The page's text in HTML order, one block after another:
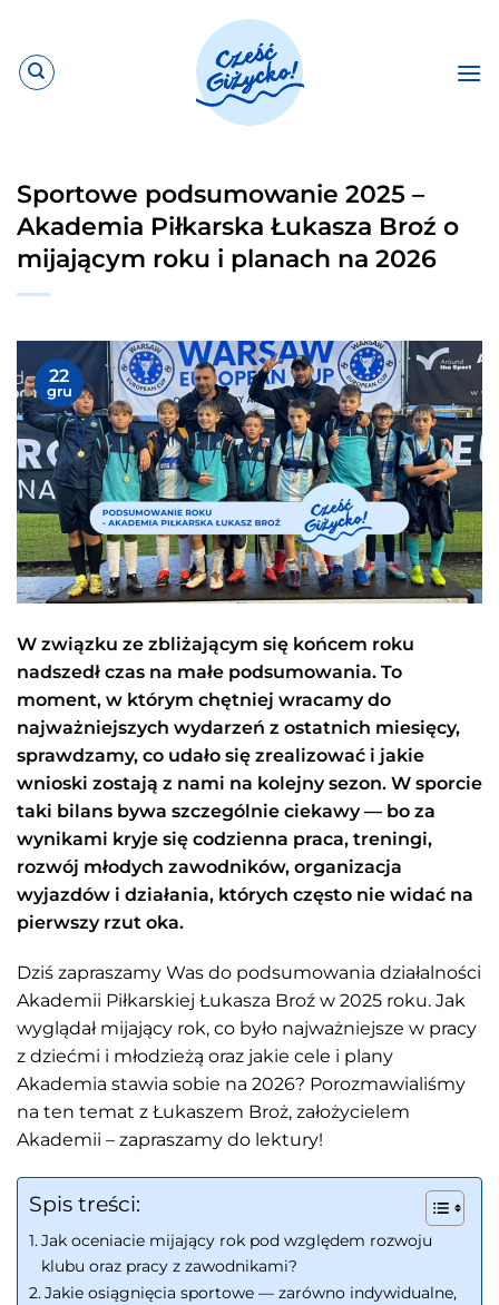
zawartości
Sportowe podsumowanie 2025 –
Akademia Piłkarska Łukasza Broź o
mijającym roku i planach na 2026
22
gru
W związku ze zbliżającym się końcem roku
nadszedł czas na małe podsumowania. To
moment, w którym chętniej wracamy do
najważniejszych wydarzeń z ostatnich miesięcy,
sprawdzamy, co udało się zrealizować i jakie
wnioski zostają z nami na kolejny sezon. W sporcie
taki bilans bywa szczególnie ciekawy — bo za
wynikami kryje się codzienna praca, treningi,
rozwój młodych zawodników, organizacja
wyjazdów i działania, których często nie widać na
pierwszy rzut oka.
Dziś zapraszamy Was do podsumowania działalności
Akademii Piłkarskiej Łukasza Broź w 2025 roku. Jak
wyglądał mijający rok, co było najważniejsze w pracy
z dziećmi i młodzieżą oraz jakie cele i plany
Akademia stawia sobie na 2026? Porozmawialiśmy
na ten temat z Łukaszem Broż, założycielem
Akademii – zapraszamy do lektury!
Spis treści:
Jak oceniacie mijający rok pod względem rozwoju
klubu oraz pracy z zawodnikami?
Jakie osiągnięcia sportowe — zarówno indywidualne,